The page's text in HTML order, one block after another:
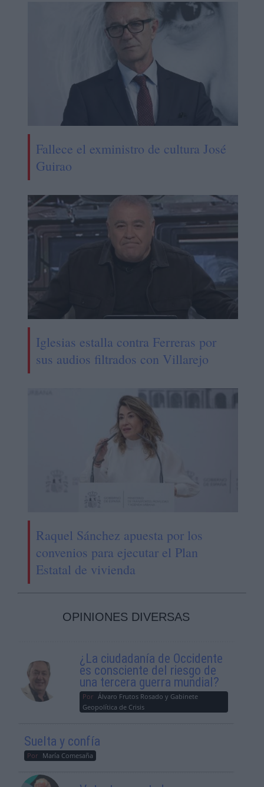
Fallece el exministro de cultura José
Guirao
Iglesias estalla contra Ferreras por
sus audios filtrados con Villarejo
Raquel Sánchez apuesta por los
convenios para ejecutar el Plan
Estatal de vivienda
OPINIONES DIVERSAS
¿La ciudadanía de Occidente
es consciente del riesgo de
una tercera guerra mundial?
Por Álvaro Frutos Rosado y Gabinete
Geopolítica de Crisis
Suelta y confía
Por María Comesaña